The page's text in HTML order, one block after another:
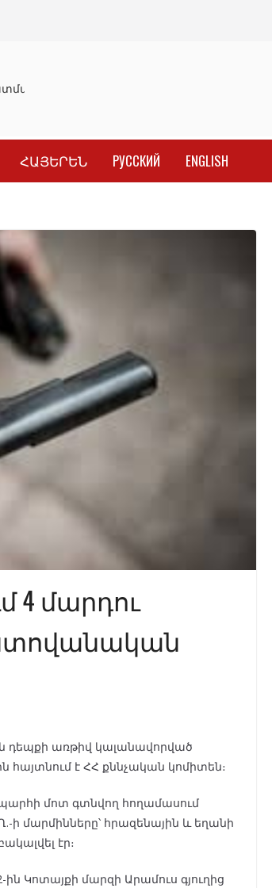
սահմանափակման վերացման որոշումը
ՀԱՅԵՐԵՆ РУССКИЙ ENGLISH
4 մարդու
դեպքի առթիվ կալանավորված
հայտնում է ՀՀ քննչական կոմիտեն։
մոտ գտնվող հողամասում
ի մարմինները՝ հրազենային և եղանի
էր։
Կոտայքի մարզի Արամուս գյուղից